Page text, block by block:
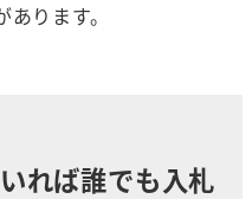
ります。
れば誰でも入札